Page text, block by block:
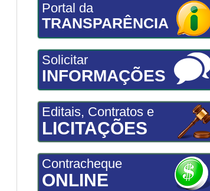
Portal da
TRANSPARÊNCIA
Solicitar
INFORMAÇÕES
Editais, Contratos e
LICITAÇÕES
Contracheque
ONLINE